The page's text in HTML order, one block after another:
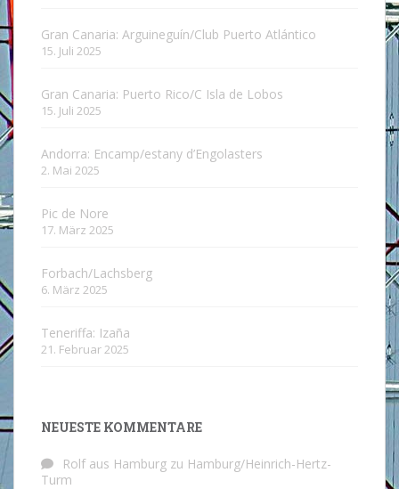
Gran Canaria: Arguineguín/Club Puerto Atlántico
15. Juli 2025
Gran Canaria: Puerto Rico/C Isla de Lobos
15. Juli 2025
Andorra: Encamp/estany d’Engolasters
2. Mai 2025
Pic de Nore
17. März 2025
Forbach/Lachsberg
6. März 2025
Teneriffa: Izaña
21. Februar 2025
NEUESTE KOMMENTARE
Rolf aus Hamburg zu Hamburg/Heinrich-Hertz-
Turm